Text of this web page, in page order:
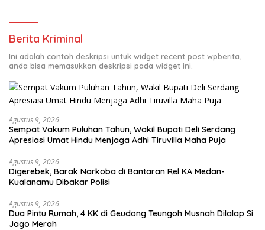
Berita Kriminal
Ini adalah contoh deskripsi untuk widget recent post wpberita,
anda bisa memasukkan deskripsi pada widget ini.
Agustus 9, 2026
Sempat Vakum Puluhan Tahun, Wakil Bupati Deli Serdang
Apresiasi Umat Hindu Menjaga Adhi Tiruvilla Maha Puja
Agustus 9, 2026
Digerebek, Barak Narkoba di Bantaran Rel KA Medan-
Kualanamu Dibakar Polisi
Agustus 9, 2026
Dua Pintu Rumah, 4 KK di Geudong Teungoh Musnah Dilalap Si
Jago Merah